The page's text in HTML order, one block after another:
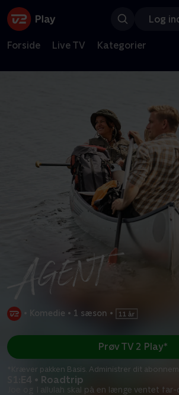
Log
Forside Live TV Kategorier
Komedie • 1 sæson •
S1:E4 • Roadtrip
Joe og Tallulah skal på en længe ventet
Prøv TV 2 Play*
*Kræver pakken Basis. Administrer dit